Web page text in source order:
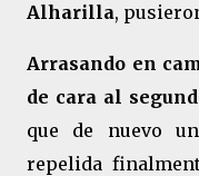
Alharilla,
Arrasando en
de cara al
que de nuevo
repelida